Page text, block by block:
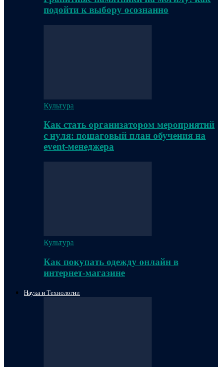
подойти к выбору осознанно
Культура
Как стать организатором мероприятий
с нуля: пошаговый план обучения на
event-менеджера
Культура
Как покупать одежду онлайн в
интернет-магазине
Наука и Технологии